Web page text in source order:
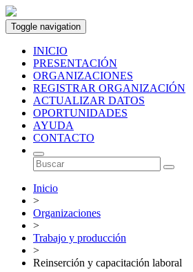
Toggle navigation
INICIO
PRESENTACIÓN
ORGANIZACIONES
REGISTRAR ORGANIZACIÓN
ACTUALIZAR DATOS
OPORTUNIDADES
AYUDA
CONTACTO
Inicio
>
Organizaciones
>
Trabajo y producción
>
Reinserción y capacitación laboral